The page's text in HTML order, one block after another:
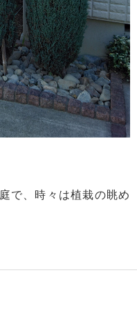
で、時々は植栽の眺め